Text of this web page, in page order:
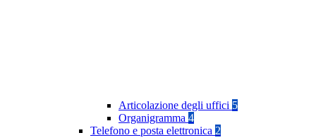
Articolazione degli uffici 5
Organigramma 4
Telefono e posta elettronica 2